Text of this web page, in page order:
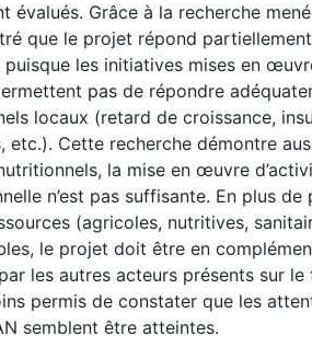
évalués. Grâce à la recherche
que le projet répond
les initiatives mises en
pas de répondre
locaux (retard de croissance,
etc.). Cette recherche démontre
la mise en œuvre
n’est pas suffisante. En plus de
(agricoles, nutritives,
le projet doit être en
les autres acteurs présents sur le
permis de constater que les
semblent être atteintes.